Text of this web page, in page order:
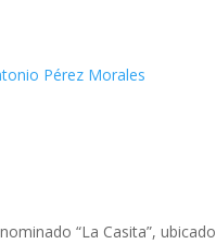
Pérez Morales
“La Casita”,